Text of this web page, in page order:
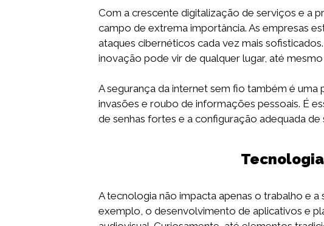
Com a crescente digitalização de serviços e a
campo de extrema importância. As empresas
ataques cibernéticos cada vez mais
inovação pode vir de qualquer lugar, até
A segurança da internet sem fio também é
invasões e roubo de informações pessoais. É
de senhas fortes e a configuração adequada de
A tecnologia não impacta apenas o trabalho e
exemplo, o desenvolvimento de aplicativos e